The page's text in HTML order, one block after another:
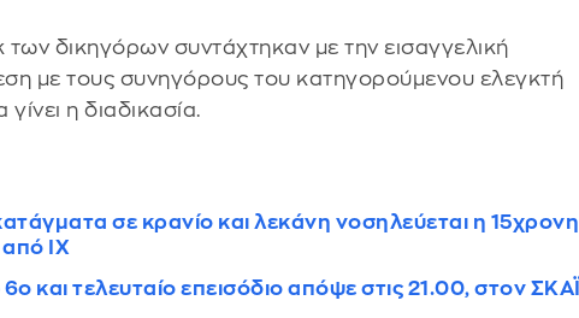
των δικηγόρων συντάχτηκαν με την εισαγγελική
με τους συνηγόρους του κατηγορούμενου ελεγκτή
η διαδικασία.
σε κρανίο και λεκάνη νοσηλεύεται η 15χρονη
ΙΧ
και τελευταίο επεισόδιο απόψε στις 21.00, στον ΣΚΑΪ